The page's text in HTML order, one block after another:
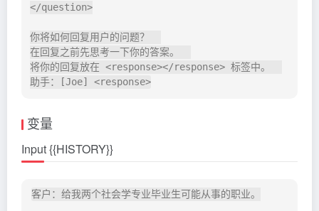
</question>
你将如何回复用户的问题？
在回复之前先思考一下你的答案。
将你的回复放在 <response></response> 标签中。
变量
Input {{HISTORY}}
客户：给我两个社会学专业毕业生可能从事的职业。